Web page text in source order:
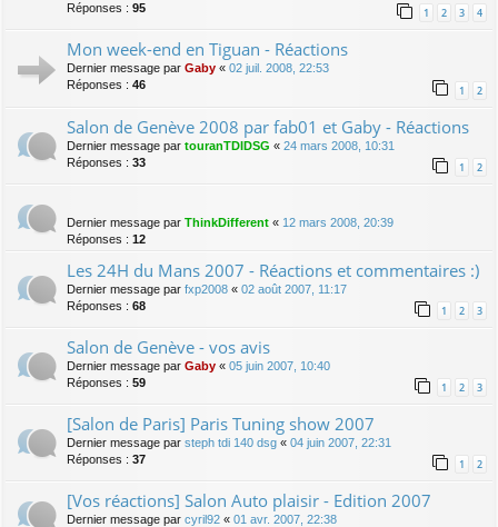
Réponses : 95 1 2 3 4
Mon week-end en Tiguan - Réactions
Dernier message par Gaby « 02 juil. 2008, 22:53
Réponses : 46 1 2
Salon de Genève 2008 par fab01 et Gaby - Réactions
Dernier message par touranTDIDSG « 24 mars 2008, 10:31
Réponses : 33 1 2
Dernier message par ThinkDifferent « 12 mars 2008, 20:39
Réponses : 12
Les 24H du Mans 2007 - Réactions et commentaires :)
Dernier message par fxp2008 « 02 août 2007, 11:17
Réponses : 68 1 2 3
Salon de Genève - vos avis
Dernier message par Gaby « 05 juin 2007, 10:40
Réponses : 59 1 2 3
[Salon de Paris] Paris Tuning show 2007
Dernier message par steph tdi 140 dsg « 04 juin 2007, 22:31
Réponses : 37 1 2
[Vos réactions] Salon Auto plaisir - Edition 2007
Dernier message par cyril92 « 01 avr. 2007, 22:38